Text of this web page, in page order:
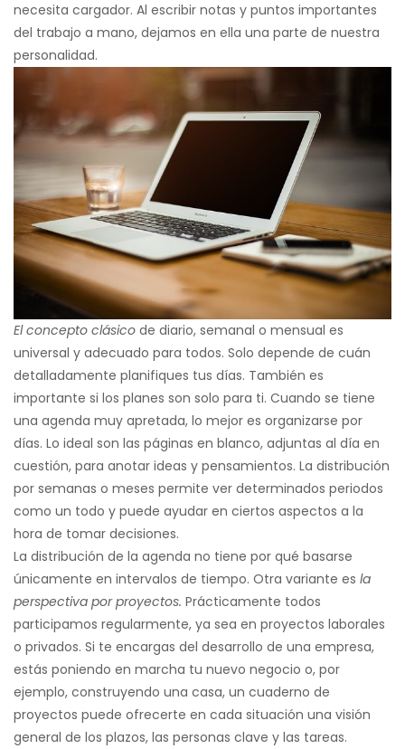
necesita cargador. Al escribir notas y puntos importantes
del trabajo a mano, dejamos en ella una parte de nuestra
personalidad.
El concepto clásico de diario, semanal o mensual es
universal y adecuado para todos. Solo depende de cuán
detalladamente planifiques tus días. También es
importante si los planes son solo para ti. Cuando se tiene
una agenda muy apretada, lo mejor es organizarse por
días. Lo ideal son las páginas en blanco, adjuntas al día en
cuestión, para anotar ideas y pensamientos. La distribución
por semanas o meses permite ver determinados periodos
como un todo y puede ayudar en ciertos aspectos a la
hora de tomar decisiones.
La distribución de la agenda no tiene por qué basarse
únicamente en intervalos de tiempo. Otra variante es la
perspectiva por proyectos. Prácticamente todos
participamos regularmente, ya sea en proyectos laborales
o privados. Si te encargas del desarrollo de una empresa,
estás poniendo en marcha tu nuevo negocio o, por
ejemplo, construyendo una casa, un cuaderno de
proyectos puede ofrecerte en cada situación una visión
general de los plazos, las personas clave y las tareas.